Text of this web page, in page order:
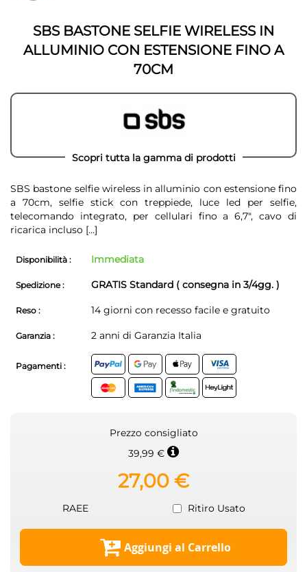
immagini
SBS BASTONE SELFIE WIRELESS IN
ALLUMINIO CON ESTENSIONE FINO A
70CM
Scopri tutta la gamma di prodotti
SBS bastone selfie wireless in alluminio con estensione fino
a 70cm, selfie stick con treppiede, luce led per selfie,
telecomando integrato, per cellulari fino a 6,7", cavo di
ricarica incluso [...]
Disponibilità : Immediata
Spedizione : GRATIS Standard ( consegna in 3/4gg. )
Reso : 14 giorni con recesso facile e gratuito
Garanzia : 2 anni di Garanzia Italia
Pagamenti :
Prezzo consigliato
39,99 €
27,00 €
RAEE Ritiro Usato
Aggiungi al Carrello